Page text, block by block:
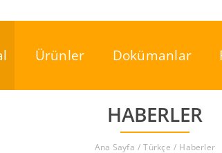
Ürünler Dokümanlar
HABERLER
Ana Sayfa Türkçe Haberler